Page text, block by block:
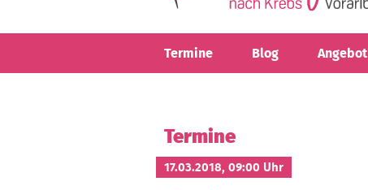
Termine Blog Angebot
Termine
17.03.2018, 09:00 Uhr